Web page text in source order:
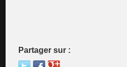
Partager sur :